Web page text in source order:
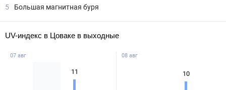
5
Большая магнитная буря
UV-индекс в Цоваке в выходные
07 авг
11
08 авг
10